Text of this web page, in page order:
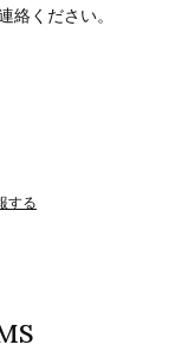
絡ください。
する